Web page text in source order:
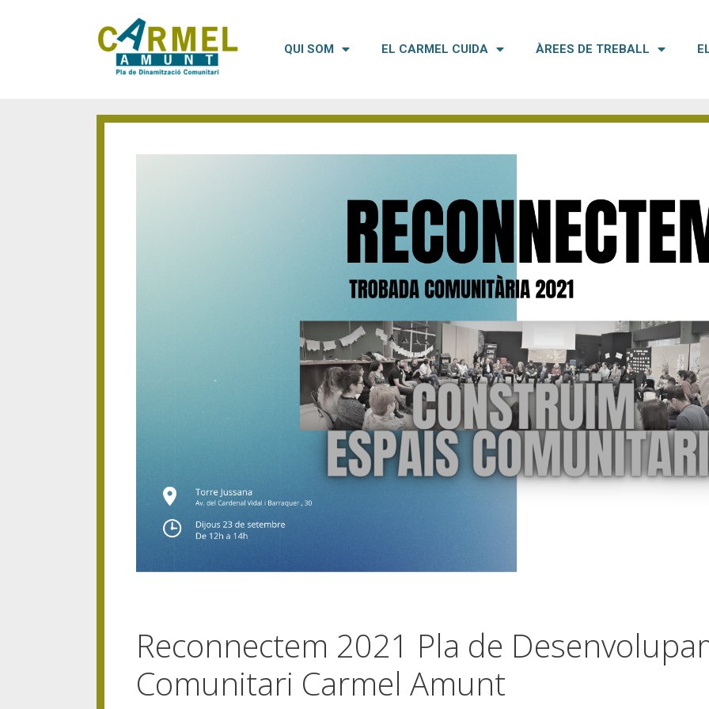
QUI SOM EL CARMEL CUIDA ÀREES DE TREBALL
Reconnectem 2021 Pla de
Comunitari Carmel Amunt